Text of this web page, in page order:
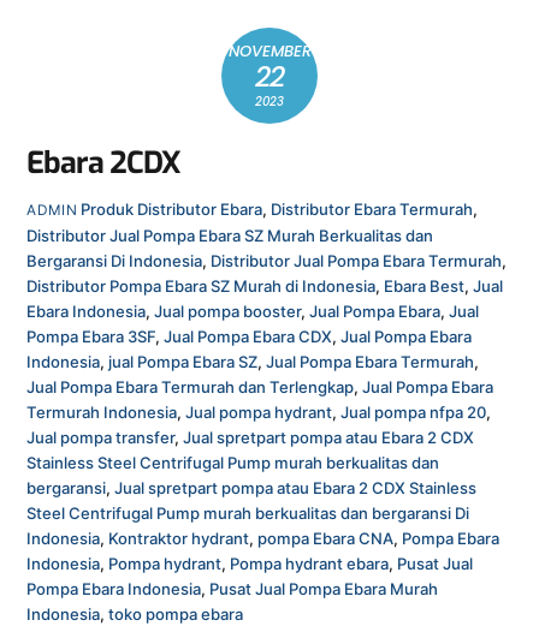
NOVEMBER
22
2023
Ebara 2CDX
ADMIN Produk Distributor Ebara, Distributor Ebara Termurah,
Distributor Jual Pompa Ebara SZ Murah Berkualitas dan
Bergaransi Di Indonesia, Distributor Jual Pompa Ebara Termurah,
Distributor Pompa Ebara SZ Murah di Indonesia, Ebara Best,Jual
Ebara Indonesia,Jual pompa booster,Jual Pompa Ebara,Jual
Pompa Ebara 3SF,Jual Pompa Ebara CDX,Jual Pompa Ebara
Indonesia, jual Pompa Ebara SZ,Jual Pompa Ebara Termurah,
Jual Pompa Ebara Termurah dan Terlengkap,Jual Pompa Ebara
Termurah Indonesia,Jual pompa hydrant,Jual pompa nfpa 20,
Jual pompa transfer,Jual spretpart pompa atau Ebara 2 CDX
Stainless Steel Centrifugal Pump murah berkualitas dan
bergaransi,Jual spretpart pompa atau Ebara 2 CDX Stainless
Steel Centrifugal Pump murah berkualitas dan bergaransi Di
Indonesia, Kontraktor hydrant, pompa Ebara CNA, Pompa Ebara
Indonesia, Pompa hydrant, Pompa hydrant ebara, Pusat Jual
Pompa Ebara Indonesia, Pusat Jual Pompa Ebara Murah
Indonesia,toko pompa ebara